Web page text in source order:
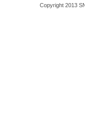
Copyright 2013